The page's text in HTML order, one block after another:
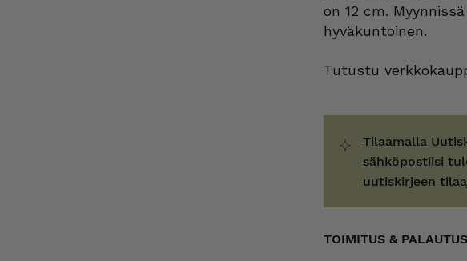
on 12 cm.
hyväkuntoinen.
Tutustu
Tilaamalla
sähköpostiisi
uutiskirjeen
TOIMITUS & PALAUTUS